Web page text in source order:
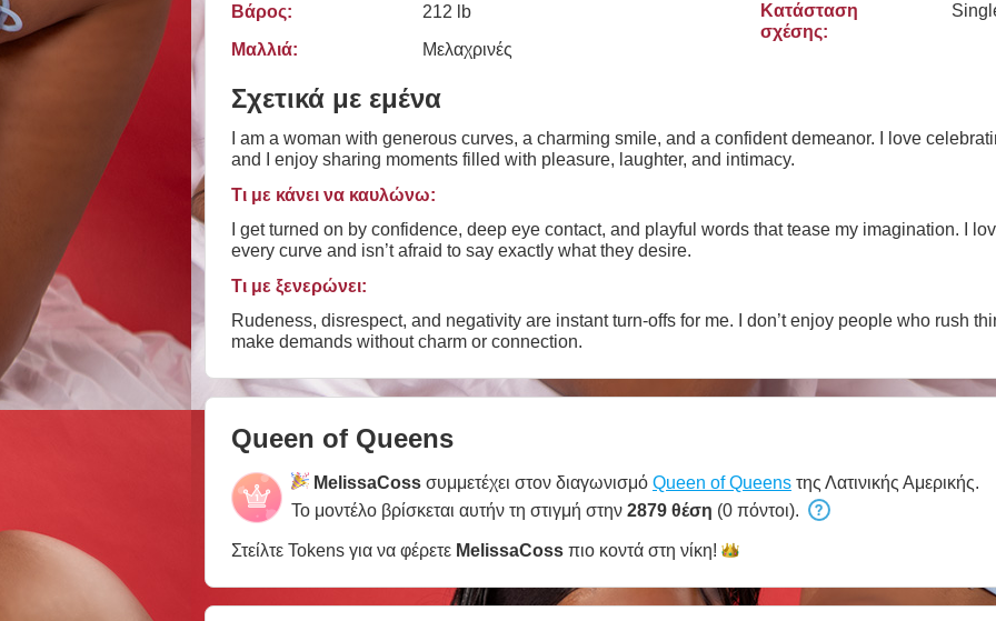
Βάρος:
212 lb
Μαλλιά:
Μελαχρινές
Κατάσταση
σχέσης:
Σχετικά με εμένα
I am a woman with generous curves, a charming smile, and a confident demeanor. I love
and I enjoy sharing moments filled with pleasure, laughter, and intimacy.
Τι με κάνει να καυλώνω:
I get turned on by confidence, deep eye contact, and playful words that tease my imagination. I
every curve and isn’t afraid to say exactly what they desire.
Τι με ξενερώνει:
Rudeness, disrespect, and negativity are instant turn-offs for me. I don’t enjoy people who rush
make demands without charm or connection.
Queen of Queens
MelissaCoss συμμετέχει στον διαγωνισμό Queen of Queens της Λατινικής Αμερικής.
Το μοντέλο βρίσκεται αυτήν τη στιγμή στην 2879 θέση (0 πόντοι).
Στείλτε Tokens για να φέρετε MelissaCoss πιο κοντά στη νίκη!